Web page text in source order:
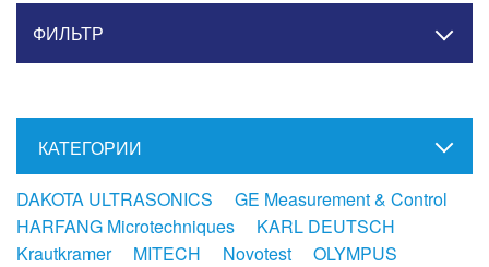
ФИЛЬТР
КАТЕГОРИИ
DAKOTA ULTRASONICS
GE Measurement & Control
HARFANG Microtechniques
KARL DEUTSCH
Krautkramer
MITECH Novotest
OLYMPUS